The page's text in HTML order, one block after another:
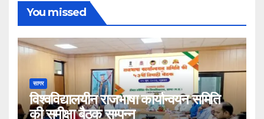
You missed
सागर
विश्वविद्यालयीन राजभाषा कार्यान्वयन समिति
की समीक्षा बैठक सम्पन्न